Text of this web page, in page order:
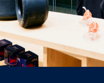
Events